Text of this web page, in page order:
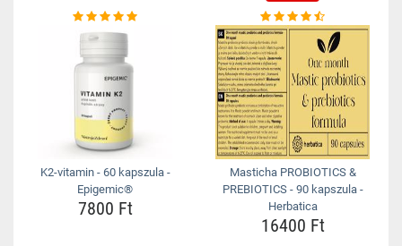
K2-vitamin - 60 kapszula -
Epigemic®
7800 Ft
Masticha PROBIOTICS &
PREBIOTICS - 90 kapszula -
Herbatica
16400 Ft